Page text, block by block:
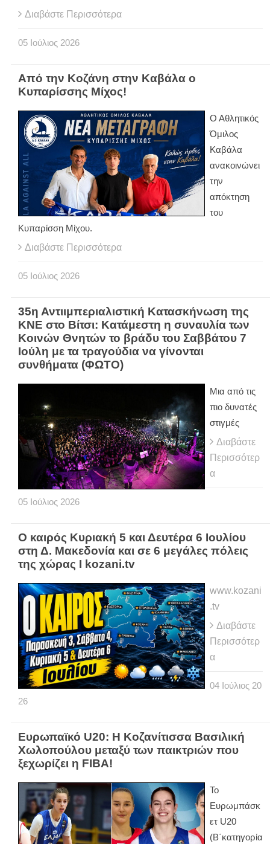
Διαβάστε Περισσότερα
05 Ιούλιος 2026
Από την Κοζάνη στην Καβάλα ο
Κυπαρίσσης Μίχος!
Ο Αθλητικός
Όμιλος
Καβάλα
ανακοινώνει
την
απόκτηση
του
Κυπαρίσση Μίχου.
Διαβάστε Περισσότερα
05 Ιούλιος 2026
35η Αντιιμπεριαλιστική Κατασκήνωση της
ΚΝΕ στο Βίτσι: Κατάμεστη η συναυλία των
Κοινών Θνητών το βράδυ του Σαββάτου 7
Ιούλη με τα τραγούδια να γίνονται
συνθήματα (ΦΩΤΟ)
Μια από τις
πιο δυνατές
στιγμές
Διαβάστε
Περισσότερ
α
05 Ιούλιος 2026
Ο καιρός Κυριακή 5 και Δευτέρα 6 Ιουλίου
στη Δ. Μακεδονία και σε 6 μεγάλες πόλεις
της χώρας Ι kozani.tv
www.kozani
.tv
Διαβάστε
Περισσότερ
α
04 Ιούλιος 20
26
Ευρωπαϊκό U20: Η Κοζανίτισσα Βασιλική
Χωλοπούλου μεταξύ των παικτριών που
ξεχωρίζει η FIBA!
Το
Ευρωμπάσκ
ετ U20
(Β΄κατηγορία